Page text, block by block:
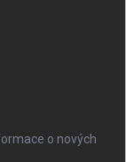
o nových